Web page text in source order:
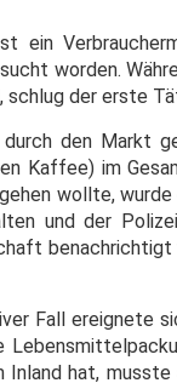
ein
worden.
schlug der erste
den Markt
Kaffee) im
wollte,
und der
Fall ereignete
hat,